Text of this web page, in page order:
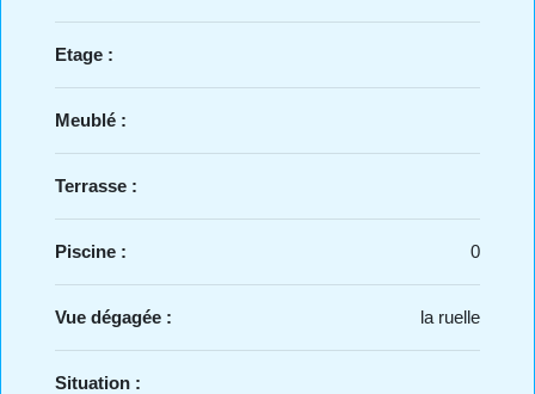
Etage :
Meublé :
Terrasse :
Piscine : 0
Vue dégagée : la ruelle
Situation :